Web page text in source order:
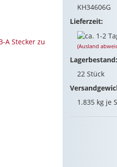
KH34606G
Lieferzeit:
(Ausland
Lagerbestand:
22Stück
1.835 kg je